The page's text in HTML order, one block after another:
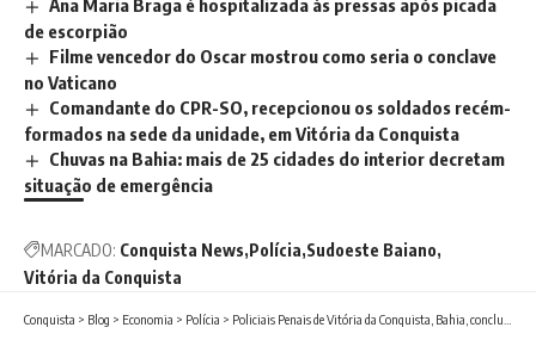
Ana Maria Braga é hospitalizada às pressas após picada
de escorpião
Filme vencedor do Oscar mostrou como seria o conclave
no Vaticano
Comandante do CPR-SO, recepcionou os soldados recém-
formados na sede da unidade, em Vitória da Conquista
Chuvas na Bahia: mais de 25 cidades do interior decretam
situação de emergência
MARCADO: Conquista News Polícia Sudoeste Baiano
Vitória da Conquista
Conquista > Blog > Economia > Polícia > Policiais Penais de Vitória da Conquista, Bahia, concluem curso de aperfeiçoamento